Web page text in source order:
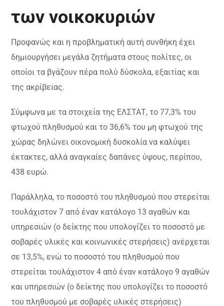
των νοικοκυριών
Προφανώς και η προβληματική αυτή συνθήκη έχει
δημιουργήσει μεγάλα ζητήματα στους πολίτες, οι
οποίοι τα βγάζουν πέρα πολύ δύσκολα, εξαιτίας και
της ακρίβειας.
Σύμφωνα με τα στοιχεία της ΕΛΣΤΑΤ, το 77,3% του
φτωχού πληθυσμού και το 36,6% του μη φτωχού της
χώρας δηλώνει οικονομική δυσκολία να καλύψει
έκτακτες, αλλά αναγκαίες δαπάνες ύψους, περίπου,
438 ευρώ.
Παράλληλα, το ποσοστό του πληθυσμού που στερείται
τουλάχιστον 7 από έναν κατάλογο 13 αγαθών και
υπηρεσιών (ο δείκτης που υπολογίζει το ποσοστό με
σοβαρές υλικές και κοινωνικές στερήσεις) ανέρχεται
σε 13,5%, ενώ το ποσοστό του πληθυσμού που
στερείται τουλάχιστον 4 από έναν κατάλογο 9 αγαθών
και υπηρεσιών (ο δείκτης που υπολογίζει το ποσοστό
του πληθυσμού με σοβαρές υλικές στερήσεις)